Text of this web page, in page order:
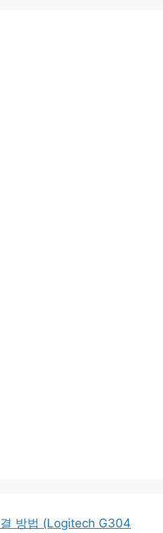
방법 (Logitech G304